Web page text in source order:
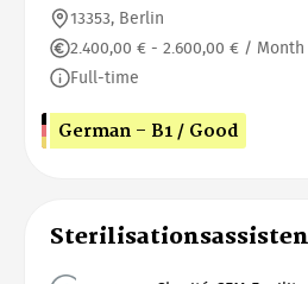
13353, Berlin
2.400,00 € - 2.600,00 € / Month
Full-time
German - B1 / Good